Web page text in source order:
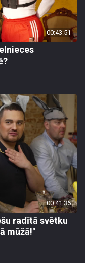
00:43:51
00:41:36
radītā svētku
mūžā!"